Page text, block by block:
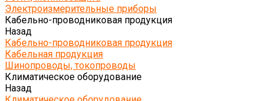
Электроизмерительные приборы
Кабельно-проводниковая продукция
Назад
Кабельно-проводниковая продукция
Кабельная продукция
Шинопроводы, токопроводы
Климатическое оборудование
Назад